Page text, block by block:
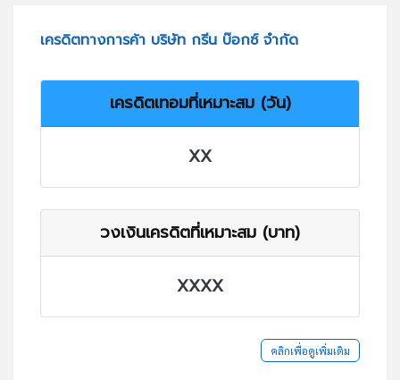
เครดิตทางการค้า บริษัท กรีน บ๊อกซ์ จำกัด
เครดิตเทอมที่เหมาะสม (วัน)
XX
วงเงินเครดิตที่เหมาะสม (บาท)
XXXX
คลิกเพื่อดูเพิ่มเติม